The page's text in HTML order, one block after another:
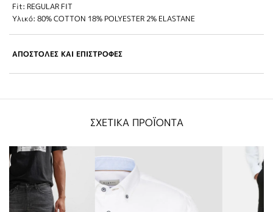
Fit: REGULAR FIT
Υλικό: 80% COTTON 18% POLYESTER 2% ELASTANE
ΑΠΟΣΤΟΛΕΣ ΚΑΙ ΕΠΙΣΤΡΟΦΕΣ
ΣΧΕΤΙΚΑ ΠΡΟΪΟΝΤΑ